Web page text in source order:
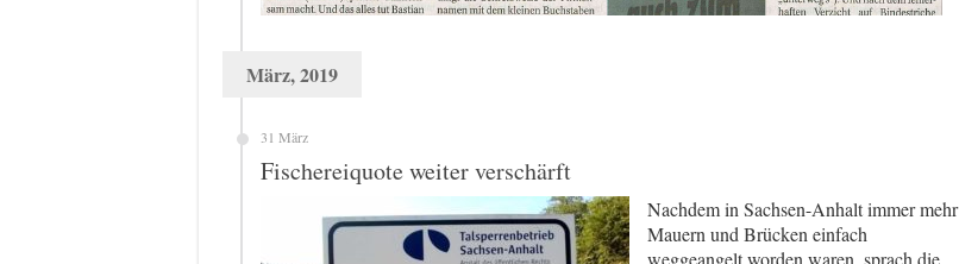
März, 2019
31 März
Fischereiquote weiter verschärft
Nachdem in Sachsen-Anhalt immer mehr
Mauern und Brücken einfach
weggeangelt worden waren, sprach die